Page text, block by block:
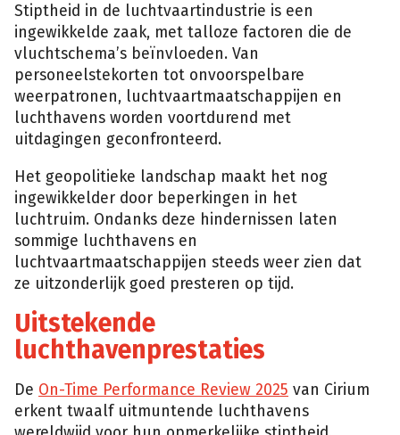
Stiptheid in de luchtvaartindustrie is een
ingewikkelde zaak, met talloze factoren die de
vluchtschema’s beïnvloeden. Van
personeelstekorten tot onvoorspelbare
weerpatronen, luchtvaartmaatschappijen en
luchthavens worden voortdurend met
uitdagingen geconfronteerd.
Het geopolitieke landschap maakt het nog
ingewikkelder door beperkingen in het
luchtruim. Ondanks deze hindernissen laten
sommige luchthavens en
luchtvaartmaatschappijen steeds weer zien dat
ze uitzonderlijk goed presteren op tijd.
Uitstekende
luchthavenprestaties
De On-Time Performance Review 2025 van Cirium
erkent twaalf uitmuntende luchthavens